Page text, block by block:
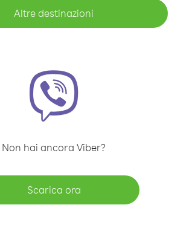
Altre destinazioni
Non hai ancora Viber?
Scarica ora